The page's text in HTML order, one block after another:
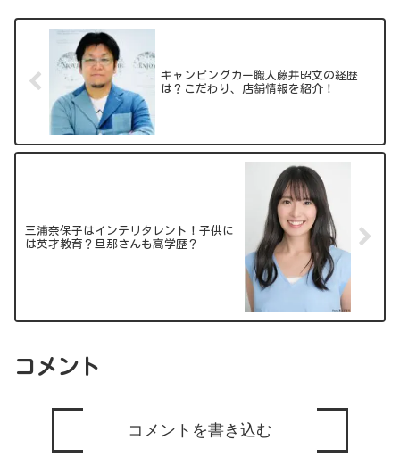
キャンピングカー職人藤井昭文の経歴
は？こだわり、店舗情報を紹介！
三浦奈保子はインテリタレント！子供に
は英才教育？旦那さんも高学歴？
コメント
コメントを書き込む